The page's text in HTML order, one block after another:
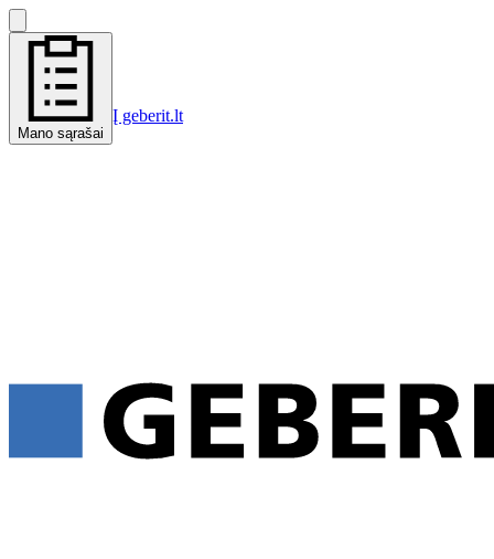
Mano sąrašai
Į geberit.lt